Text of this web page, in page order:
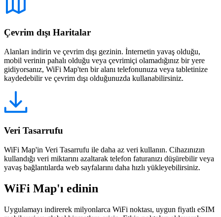
Çevrim dışı Haritalar
Alanları indirin ve çevrim dışı gezinin. İnternetin yavaş olduğu,
mobil verinin pahalı olduğu veya çevrimiçi olamadığınız bir yere
gidiyorsanız, WiFi Map'ten bir alanı telefonunuza veya tabletinize
kaydedebilir ve çevrim dışı olduğunuzda kullanabilirsiniz.
Veri Tasarrufu
WiFi Map'in Veri Tasarrufu ile daha az veri kullanın. Cihazınızın
kullandığı veri miktarını azaltarak telefon faturanızı düşürebilir veya
yavaş bağlantılarda web sayfalarını daha hızlı yükleyebilirsiniz.
WiFi Map'ı edinin
Uygulamayı indirerek milyonlarca WiFi noktası, uygun fiyatlı eSIM